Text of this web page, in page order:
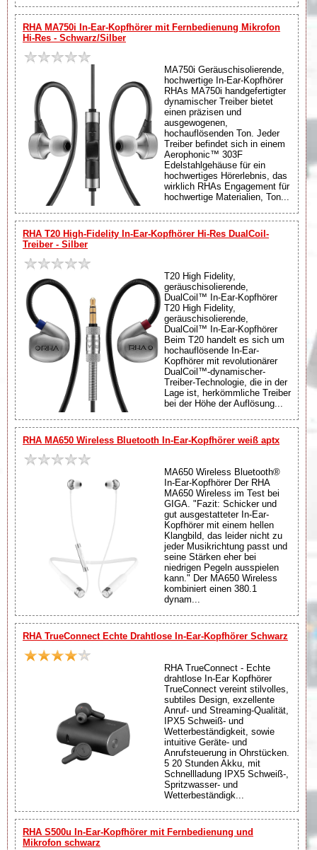
RHA MA750i In-Ear-Kopfhörer mit Fernbedienung Mikrofon
Hi-Res - Schwarz/Silber
MA750i Geräuschisolierende,
hochwertige In-Ear-Kopfhörer
RHAs MA750i handgefertigter
dynamischer Treiber bietet
einen präzisen und
ausgewogenen,
hochauflösenden Ton. Jeder
Treiber befindet sich in einem
Aerophonic™ 303F
Edelstahlgehäuse für ein
hochwertiges Hörerlebnis, das
wirklich RHAs Engagement für
hochwertige Materialien, Ton...
RHA T20 High-Fidelity In-Ear-Kopfhörer Hi-Res DualCoil-
Treiber - Silber
T20 High Fidelity,
geräuschisolierende,
DualCoil™ In-Ear-Kopfhörer
T20 High Fidelity,
geräuschisolierende,
DualCoil™ In-Ear-Kopfhörer
Beim T20 handelt es sich um
hochauflösende In-Ear-
Kopfhörer mit revolutionärer
DualCoil™-dynamischer-
Treiber-Technologie, die in der
Lage ist, herkömmliche Treiber
bei der Höhe der Auflösung...
RHA MA650 Wireless Bluetooth In-Ear-Kopfhörer weiß aptx
MA650 Wireless Bluetooth®
In-Ear-Kopfhörer Der RHA
MA650 Wireless im Test bei
GIGA. "Fazit: Schicker und
gut ausgestatteter In-Ear-
Kopfhörer mit einem hellen
Klangbild, das leider nicht zu
jeder Musikrichtung passt und
seine Stärken eher bei
niedrigen Pegeln ausspielen
kann." Der MA650 Wireless
kombiniert einen 380.1
dynam...
RHA TrueConnect Echte Drahtlose In-Ear-Kopfhörer Schwarz
RHA TrueConnect - Echte
drahtlose In-Ear Kopfhörer
TrueConnect vereint stilvolles,
subtiles Design, exzellente
Anruf- und Streaming-Qualität,
IPX5 Schweiß- und
Wetterbeständigkeit, sowie
intuitive Geräte- und
Anrufsteuerung in Ohrstücken.
5 20 Stunden Akku, mit
Schnellladung IPX5 Schweiß-,
Spritzwasser- und
Wetterbeständigk...
RHA S500u In-Ear-Kopfhörer mit Fernbedienung und
Mikrofon schwarz